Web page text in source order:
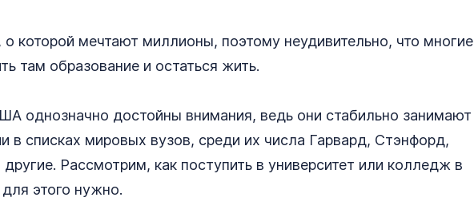
о которой мечтают миллионы, поэтому неудивительно, что многие
там образование и остаться жить.
однозначно достойны внимания, ведь они стабильно занимают
в списках мировых вузов, среди их числа Гарвард, Стэнфорд,
Рассмотрим, как поступить в университет или колледж в
этого нужно.